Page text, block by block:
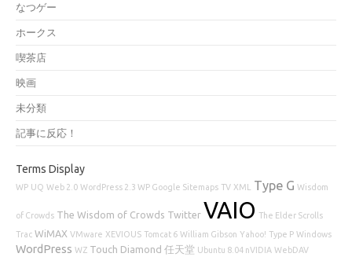
なつゲー
ホークス
喫茶店
映画
未分類
記事に反応！
Terms Display
WP UQ Web 2.0 WordPress 2.3 WP Google Sitemaps TV XML Type G Wisdom
of Crowds The Wisdom of Crowds Twitter VAIO The Elder Scrolls
Trac WiMAX VMware XEVIOUS Tomcat 6 William Gibson Yahoo! Type P Windows
WordPress WZ Touch Diamond 任天堂 Ubuntu 8.04 nVIDIA WebDAV